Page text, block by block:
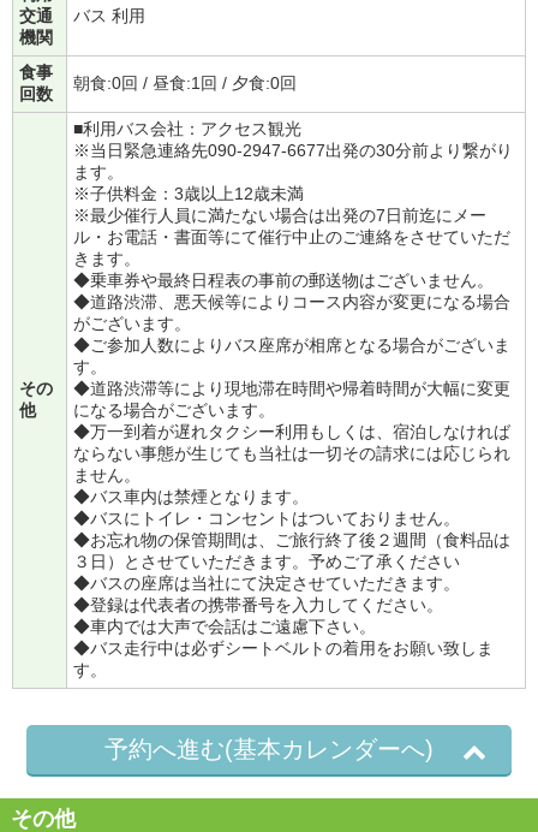
交通
機関
バス 利用
食事
回数
朝食:0回 / 昼食:1回 / 夕食:0回
その
他
■利用バス会社：アクセス観光
※当日緊急連絡先090-2947-6677出発の30分前より繋がり
ます。
※子供料金：3歳以上12歳未満
※最少催行人員に満たない場合は出発の7日前迄にメー
ル・お電話・書面等にて催行中止のご連絡をさせていただ
きます。
◆乗車券や最終日程表の事前の郵送物はございません。
◆道路渋滞、悪天候等によりコース内容が変更になる場合
がございます。
◆ご参加人数によりバス座席が相席となる場合がございま
す。
◆道路渋滞等により現地滞在時間や帰着時間が大幅に変更
になる場合がございます。
◆万一到着が遅れタクシー利用もしくは、宿泊しなければ
ならない事態が生じても当社は一切その請求には応じられ
ません。
◆バス車内は禁煙となります。
◆バスにトイレ・コンセントはついておりません。
◆お忘れ物の保管期間は、ご旅行終了後２週間（食料品は
３日）とさせていただきます。予めご了承ください
◆バスの座席は当社にて決定させていただきます。
◆登録は代表者の携帯番号を入力してください。
◆車内では大声で会話はご遠慮下さい。
◆バス走行中は必ずシートベルトの着用をお願い致しま
す。
予約へ進む(基本カレンダーへ)
その他